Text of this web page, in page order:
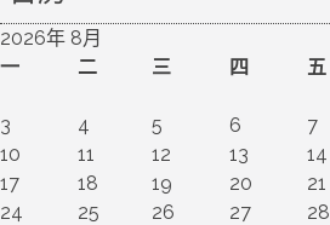
2026年 8月
一
二 三 四 五
3
4 5 6 7
10
11 12 13 14
17
18 19 20 21
24
25 26 27 28